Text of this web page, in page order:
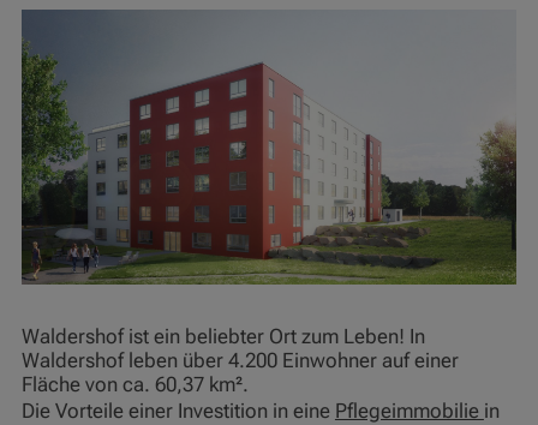
Waldershof ist ein beliebter Ort zum Leben! In
Waldershof leben über 4.200 Einwohner auf einer
Fläche von ca. 60,37 km².
Die Vorteile einer Investition in eine Pflegeimmobilie in